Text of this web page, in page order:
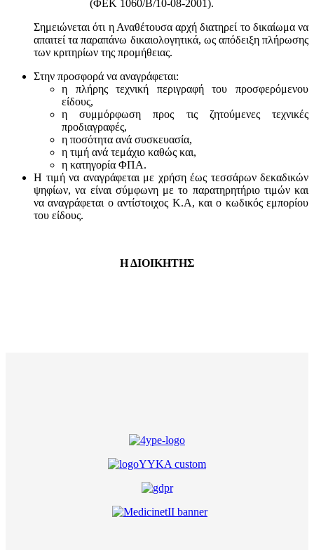
(ΦΕΚ 1060/Β/10-08-2001).
Σημειώνεται ότι η Αναθέτουσα αρχή διατηρεί το δικαίωμα να
απαιτεί τα παραπάνω δικαιολογητικά, ως απόδειξη πλήρωσης
των κριτηρίων της προμήθειας.
Στην προσφορά να αναγράφεται:
η πλήρης τεχνική περιγραφή του προσφερόμενου
είδους,
η συμμόρφωση προς τις ζητούμενες τεχνικές
προδιαγραφές,
η ποσότητα ανά συσκευασία,
η τιμή ανά τεμάχιο καθώς και,
η κατηγορία ΦΠΑ.
Η τιμή να αναγράφεται με χρήση έως τεσσάρων δεκαδικών
ψηφίων, να είναι σύμφωνη με το παρατηρητήριο τιμών και
να αναγράφεται ο αντίστοιχος Κ.Α, και ο κωδικός εμπορίου
του είδους.
Η ΔΙΟΙΚΗΤΗΣ